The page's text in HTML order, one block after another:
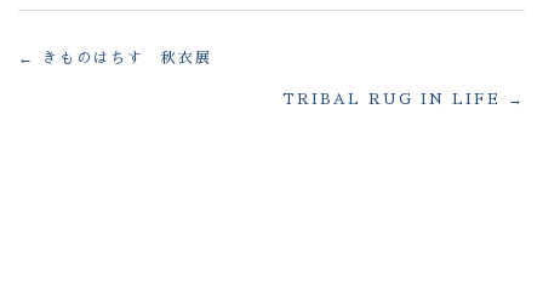
Posts
← きものはちす 秋衣展
TRIBAL RUG IN LIFE →